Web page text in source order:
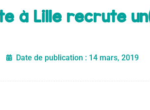
à Lille recrute
Date de publication : 14 mars, 2019